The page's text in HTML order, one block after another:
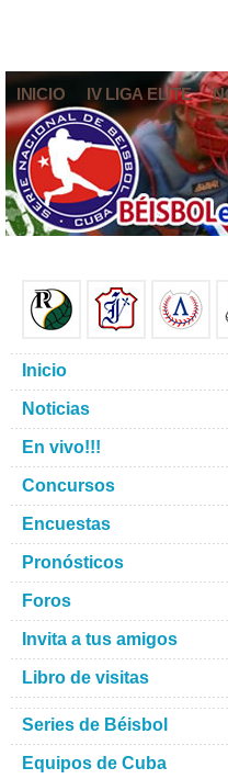
INICIO IV LIGA ELITE
Inicio
Noticias
En vivo!!!
Concursos
Encuestas
Pronósticos
Foros
Invita a tus amigos
Libro de visitas
Series de Béisbol
Equipos de Cuba